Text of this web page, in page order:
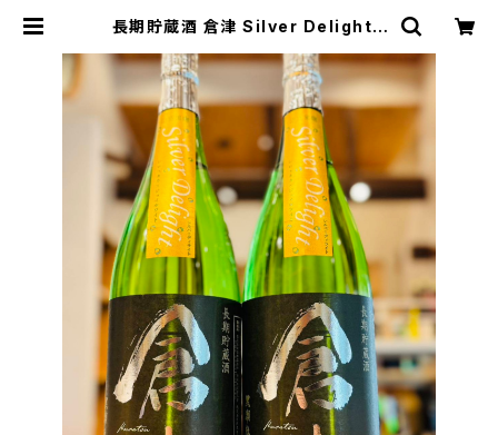
長期貯蔵酒 倉津 Silver Delight 1
児島県阿久根市栄町） | 【BASE公
式】福原酒店｜創業1928年・広島の
日本酒・限定酒を全国通販